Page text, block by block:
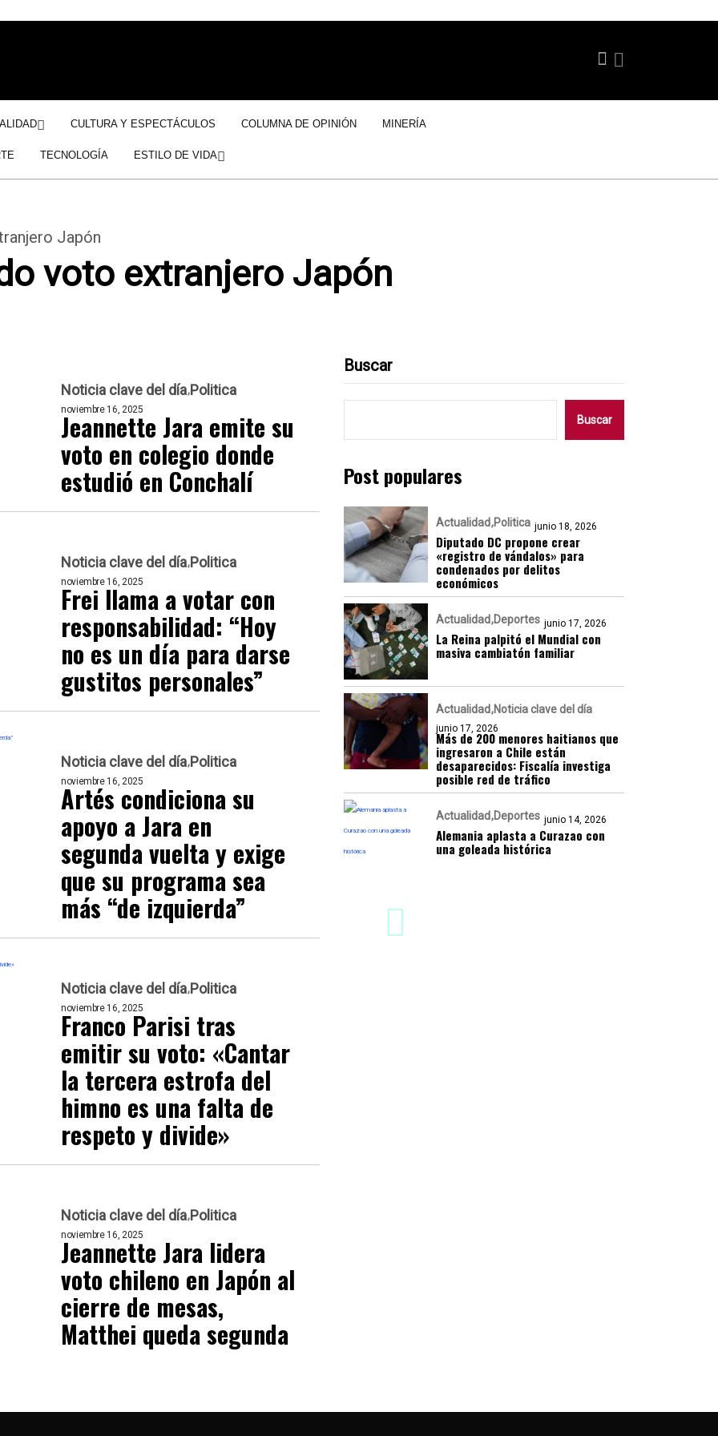
CULTURA Y ESPECTÁCULOS COLUMNA DE OPINIÓN MINERÍA
TECNOLOGÍA ESTILO DE VIDA
Japón
voto extranjero Japón
Noticia clave del día Politica
noviembre 16, 2025
Jeannette Jara emite su
voto en colegio donde
estudió en Conchalí
Noticia clave del día Politica
noviembre 16, 2025
Frei llama a votar con
responsabilidad: “Hoy
no es un día para darse
gustitos personales”
Noticia clave del día Politica
noviembre 16, 2025
Artés condiciona su
apoyo a Jara en
segunda vuelta y exige
que su programa sea
más “de izquierda”
Noticia clave del día Politica
noviembre 16, 2025
Franco Parisi tras
emitir su voto: «Cantar
la tercera estrofa del
himno es una falta de
respeto y divide»
Noticia clave del día Politica
noviembre 16, 2025
Jeannette Jara lidera
voto chileno en Japón al
cierre de mesas,
Matthei queda segunda
Buscar
Buscar
Post populares
Actualidad Politica junio 18, 2026
Diputado DC propone crear
«registro de vándalos» para
condenados por delitos
económicos
Actualidad Deportes junio 17, 2026
La Reina palpitó el Mundial con
masiva cambiatón familiar
Actualidad Noticia clave del día
junio 17, 2026
Más de 200 menores haitianos que
ingresaron a Chile están
desaparecidos: Fiscalía investiga
posible red de tráfico
Actualidad Deportes junio 14, 2026
Alemania aplasta a Curazao con
una goleada histórica